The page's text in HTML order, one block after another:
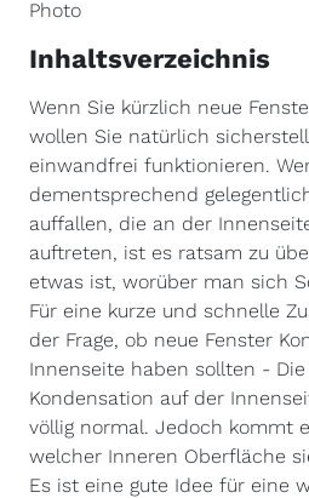
Inhaltsverzeichnis
Wenn Sie kürzlich neue
wollen Sie natürlich
einwandfrei funktionieren.
dementsprechend
auffallen, die an der
auftreten, ist es ratsam zu
etwas ist, worüber man sich
Für eine kurze und schnelle
der Frage, ob neue Fenster
Innenseite haben sollten -
Kondensation auf der
völlig normal. Jedoch kommt
welcher Inneren Oberfläche
Es ist eine gute Idee für eine